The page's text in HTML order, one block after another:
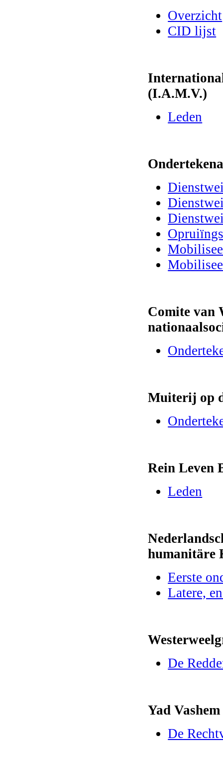
Overzicht
CID lijst
(I.A.M.V.)
Leden
Comite van
Muiterij op
Rein Leven
Leden
humanitäre
Eerste
Latere,
De
Yad Vashem
De